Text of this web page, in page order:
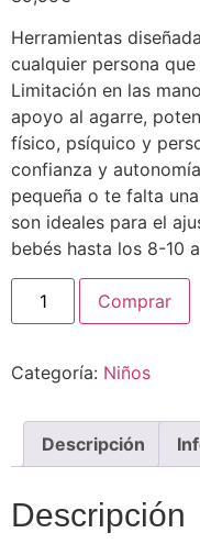
Herramientas
cualquier persona
Limitación en las
apoyo al agarre,
físico, psíquico y
confianza y
pequeña o te falta
son ideales para el
bebés hasta los 8-10
Comprar
Categoría: Niños
Descripción
Descripción